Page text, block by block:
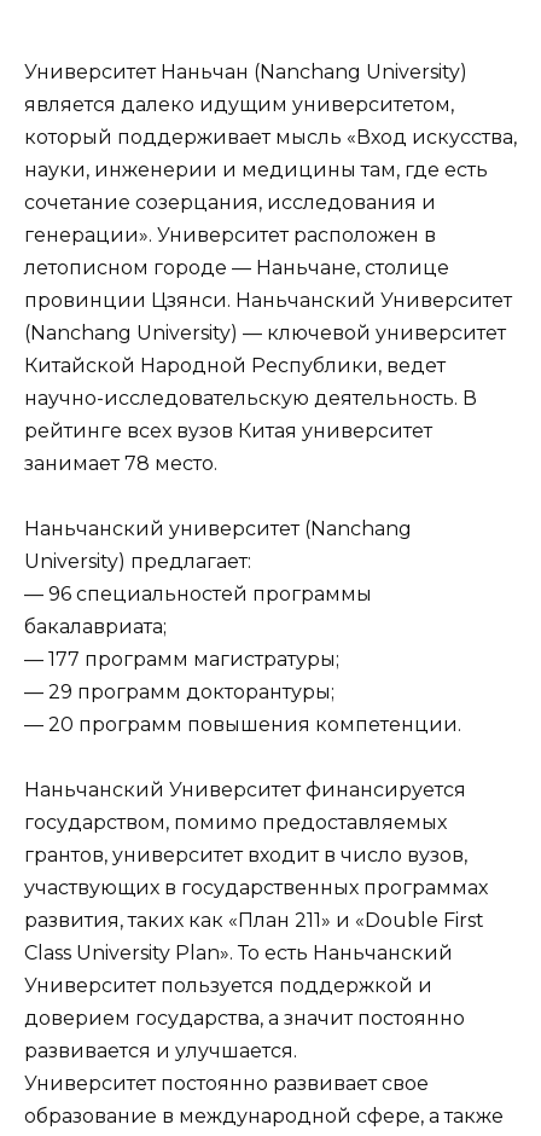
Университет Наньчан (Nanchang University)
является далеко идущим университетом,
который поддерживает мысль «Вход искусства,
науки, инженерии и медицины там, где есть
сочетание созерцания, исследования и
генерации». Университет расположен в
летописном городе — Наньчане, столице
провинции Цзянси. Наньчанский Университет
(Nanchang University) — ключевой университет
Китайской Народной Республики, ведет
научно-исследовательскую деятельность. В
рейтинге всех вузов Китая университет
занимает 78 место.
Наньчанский университет (Nanchang
University) предлагает:
— 96 специальностей программы
бакалавриата;
— 177 программ магистратуры;
— 29 программ докторантуры;
— 20 программ повышения компетенции.
Наньчанский Университет финансируется
государством, помимо предоставляемых
грантов, университет входит в число вузов,
участвующих в государственных программах
развития, таких как «План 211» и «Double First
Class University Plan». То есть Наньчанский
Университет пользуется поддержкой и
доверием государства, а значит постоянно
развивается и улучшается.
Университет постоянно развивает свое
образование в международной сфере, а также